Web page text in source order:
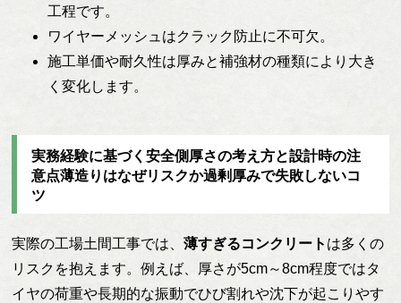
工程です。
ワイヤーメッシュはクラック防止に不可欠。
施工単価や耐久性は厚みと補強材の種類により大き
く変化します。
実務経験に基づく安全側厚さの考え方と設計時の注
意点薄造りはなぜリスクか過剰厚みで失敗しないコ
ツ
実際の工場土間工事では、薄すぎるコンクリート は多くの
リスクを抱えます。例えば、厚さが5cm～8cm程度ではタ
イヤの荷重や長期的な振動でひび割れや沈下が起こりやす